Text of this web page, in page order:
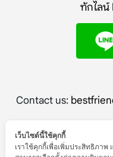
ทักไลน์
Contact us:
เว็บไซต์นี้ใช้คุกกี้
เราใช้คุกกี้เพื่อเพิ่มประสิทธิภา